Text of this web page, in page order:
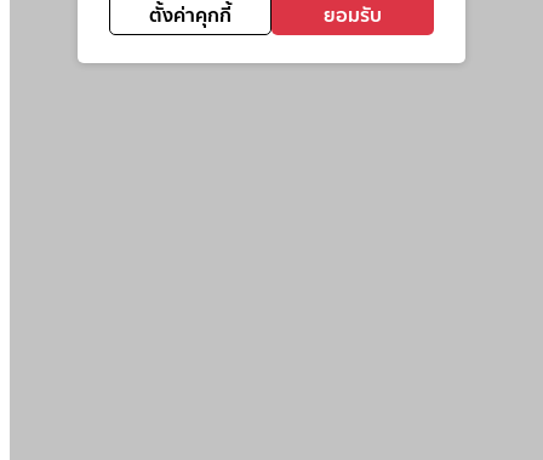
ตั้งค่าคุกกี้ ยอมรับ